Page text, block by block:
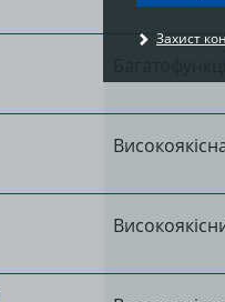
use
at
Захист